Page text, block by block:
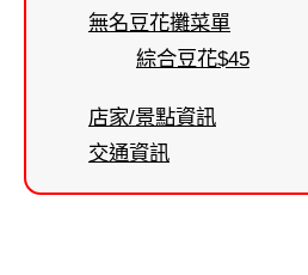
無名豆花攤菜單
綜合豆花$45
店家/景點資訊
交通資訊